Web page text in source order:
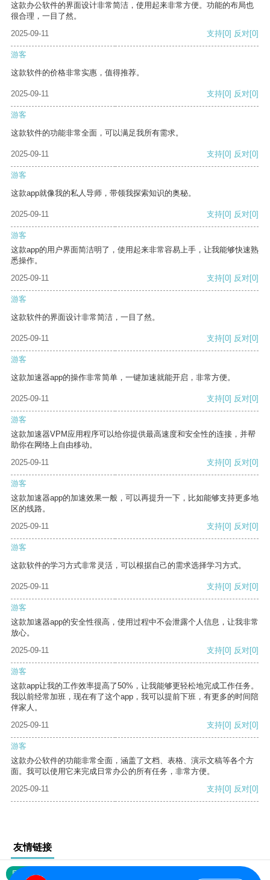
这款办公软件的界面设计非常简洁，使用起来非常方便。功能的布局也
很合理，一目了然。
2025-09-11
支持[0] 反对[0]
游客
这款软件的价格非常实惠，值得推荐。
2025-09-11 支持[0] 反对[0]
游客
这款软件的功能非常全面，可以满足我所有需求。
2025-09-11 支持[0] 反对[0]
游客
这款app就像我的私人导师，带领我探索知识的奥秘。
2025-09-11 支持[0] 反对[0]
游客
这款app的用户界面简洁明了，使用起来非常容易上手，让我能够快速熟
悉操作。
2025-09-11
支持[0] 反对[0]
游客
这款软件的界面设计非常简洁，一目了然。
2025-09-11 支持[0] 反对[0]
游客
这款加速器app的操作非常简单，一键加速就能开启，非常方便。
2025-09-11 支持[0] 反对[0]
游客
这款加速器VPM应用程序可以给你提供最高速度和安全性的连接，并帮
助你在网络上自由移动。
2025-09-11
支持[0] 反对[0]
游客
这款加速器app的加速效果一般，可以再提升一下，比如能够支持更多地
区的线路。
2025-09-11
支持[0] 反对[0]
游客
这款软件的学习方式非常灵活，可以根据自己的需求选择学习方式。
2025-09-11 支持[0] 反对[0]
游客
这款加速器app的安全性很高，使用过程中不会泄露个人信息，让我非常
放心。
2025-09-11
支持[0] 反对[0]
游客
这款app让我的工作效率提高了50%，让我能够更轻松地完成工作任务。
我以前经常加班，现在有了这个app，我可以提前下班，有更多的时间陪
伴家人。
2025-09-11
支持[0] 反对[0]
游客
这款办公软件的功能非常全面，涵盖了文档、表格、演示文稿等各个方
面。我可以使用它来完成日常办公的所有任务，非常方便。
2025-09-11
支持[0] 反对[0]
友情链接
网站地图